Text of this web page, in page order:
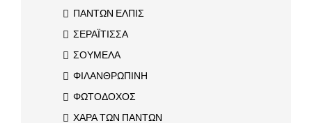
ΠΑΝΤΩΝ ΕΛΠΙΣ
ΣΕΡΑΪΤΙΣΣΑ
ΣΟΥΜΕΛΑ
ΦΙΛΑΝΘΡΩΠΙΝΗ
ΦΩΤΟΔΟΧΟΣ
ΧΑΡΑ ΤΩΝ ΠΑΝΤΩΝ